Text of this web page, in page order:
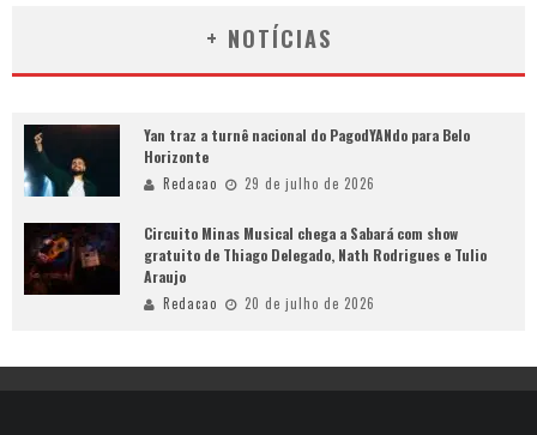
+ NOTÍCIAS
Yan traz a turnê nacional do PagodYANdo para Belo
Horizonte
Redacao 29 de julho de 2026
Circuito Minas Musical chega a Sabará com show
gratuito de Thiago Delegado, Nath Rodrigues e Tulio
Araujo
Redacao 20 de julho de 2026